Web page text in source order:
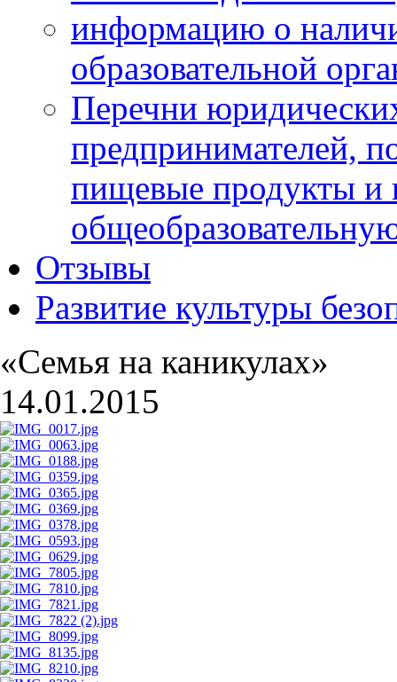
информацию о
образовательной
Перечни
предпринимателей,
пищевые продукты и
Отзывы
Развитие культуры
«Семья на каникулах»
14.01.2015